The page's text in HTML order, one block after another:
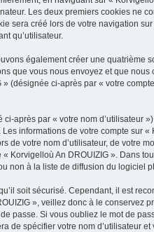
Les deux premiers cookies ne
sera créé lors de votre navigation
qu’utilisateur.
également créer une
que vous nous envoyez et que
(désignée ci-après par « votre
après par « votre nom
informations de votre compte
de votre nom d’utilisateur, de votre
Korvigelloù An DROUIZIG ». Dans
non à la liste de diffusion du logiciel
soit sécurisé. Cependant, il est
», veillez donc à le
passe. Si vous oubliez le mot de
de spécifier votre nom d’utilisateur